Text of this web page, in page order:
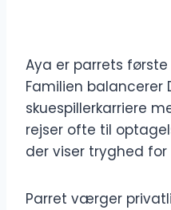
Aya er parrets
Familien balancerer
skuespillerkarriere
rejser ofte til
der viser tryghed for
Parret værger